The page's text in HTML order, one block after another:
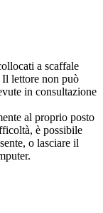
a scaffale
Il lettore non può
in consultazione
al proprio posto
è possibile
o lasciare il